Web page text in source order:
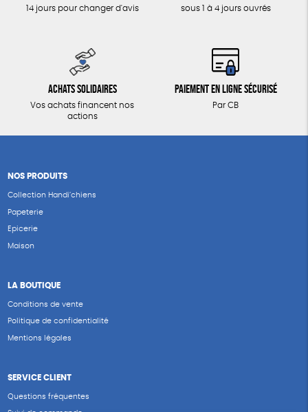
14 jours pour changer d'avis sous 1 à 4 jours ouvrés
Achats solidaires
Vos achats financent nos
actions
Paiement en ligne sécurisé
Par CB
NOS PRODUITS
Collection Handi’chiens
Papeterie
Epicerie
Maison
LA BOUTIQUE
Conditions de vente
Politique de confidentialité
Mentions légales
SERVICE CLIENT
Questions fréquentes